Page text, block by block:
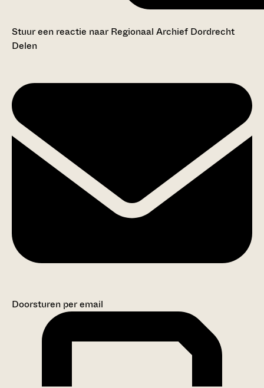
Stuur een reactie naar Regionaal Archief Dordrecht
Delen
Doorsturen per email